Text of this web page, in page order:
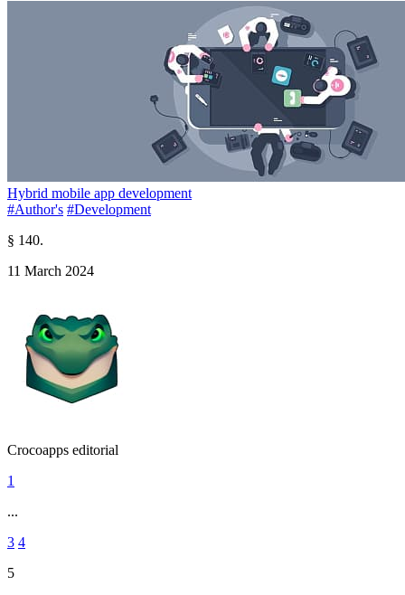
Hybrid mobile app development
#Author's #Development
§ 140.
11 March 2024
Crocoapps editorial
1
...
3 4
5